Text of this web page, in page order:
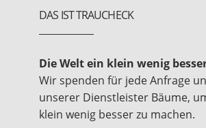
DAS IST TRAUCHECK
Die Welt ein klein wenig
Wir spenden für jede Anfrage
unserer Dienstleister Bäume,
klein wenig besser zu machen.